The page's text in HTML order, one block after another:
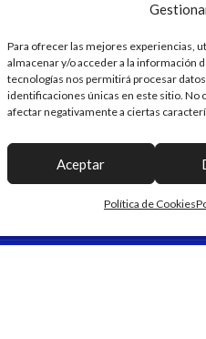
Para ofrecer las mejores experiencias,
almacenar y/o acceder a la información
tecnologías nos permitirá procesar
identificaciones únicas en este sitio.
afectar negativamente a ciertas
Aceptar
Política de Cookies